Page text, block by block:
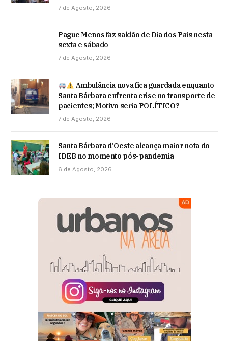
7 de Agosto, 2026
Pague Menos faz saldão de Dia dos Pais nesta
sexta e sábado
7 de Agosto, 2026
Ambulância nova fica guardada enquanto
Santa Bárbara enfrenta crise no transporte de
pacientes; Motivo seria POLÍTICO?
7 de Agosto, 2026
Santa Bárbara d’Oeste alcança maior nota do
IDEB no momento pós-pandemia
6 de Agosto, 2026